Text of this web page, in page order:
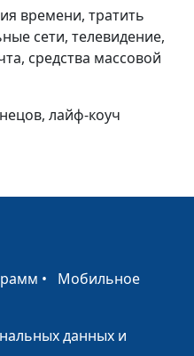
Александр Кузнецов,
лайф-коуч
Евгений Скрипников,
#63
священнослужитель
Евгений Скрипников,
времени, тратить
сети, телевидение,
средства массовой
лайф-коуч
• Мобильное
данных и